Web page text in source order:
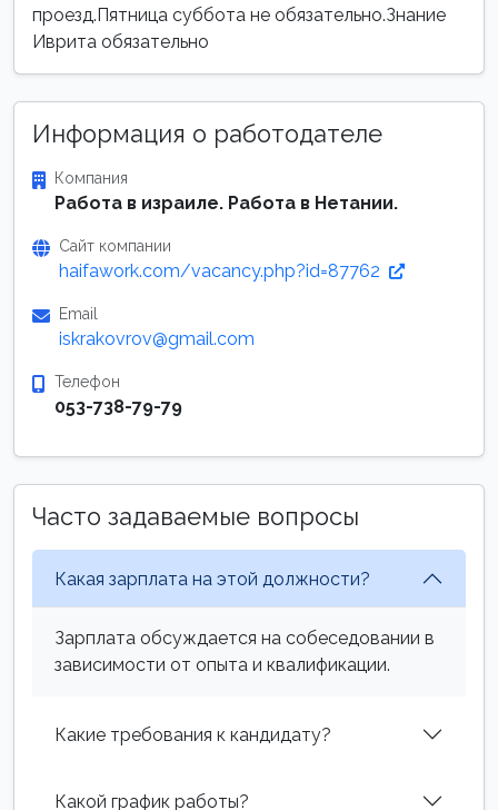
проезд.Пятница суббота не обязательно.Знание
Иврита обязательно
Информация о работодателе
Компания
Работа в израиле. Работа в Нетании.
Сайт компании
haifawork.com/vacancy.php?id=87762
Email
iskrakovrov@gmail.com
Телефон
053-738-79-79
Часто задаваемые вопросы
Какая зарплата на этой должности?
Зарплата обсуждается на собеседовании в
зависимости от опыта и квалификации.
Какие требования к кандидату?
Какой график работы?